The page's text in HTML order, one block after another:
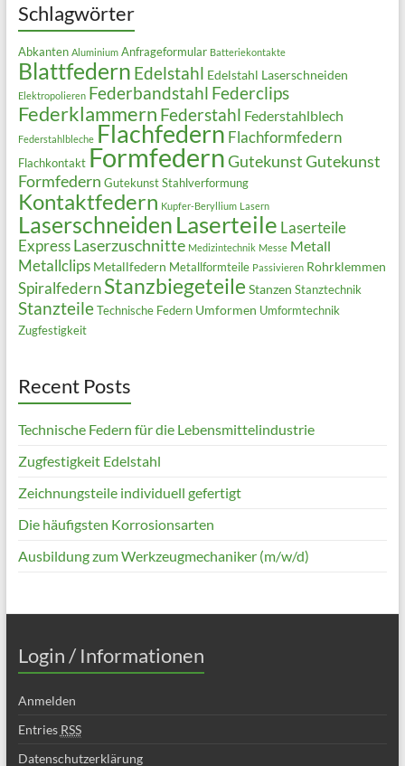
Schlagwörter
Abkanten Aluminium Anfrageformular Batteriekontakte
Blattfedern Edelstahl Edelstahl Laserschneiden
Elektropolieren Federbandstahl Federclips
Federklammern Federstahl Federstahlblech
Federstahlbleche Flachfedern Flachformfedern
Flachkontakt FormfedernGutekunstGutekunst
Formfedern Gutekunst Stahlverformung
Kontaktfedern Kupfer-Beryllium Lasern
Laserschneiden Laserteile Laserteile
Express Laserzuschnitte Medizintechnik Messe Metall
Metallclips Metallfedern Metallformteile Passivieren Rohrklemmen
Spiralfedern Stanzbiegeteile Stanzen Stanztechnik
Stanzteile Technische Federn Umformen Umformtechnik
Zugfestigkeit
Recent Posts
Technische Federn für die Lebensmittelindustrie
Zugfestigkeit Edelstahl
Zeichnungsteile individuell gefertigt
Die häufigsten Korrosionsarten
Ausbildung zum Werkzeugmechaniker (m/w/d)
Login / Informationen
Anmelden
Entries RSS
Datenschutzerklärung